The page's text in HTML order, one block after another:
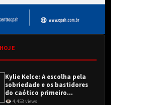
Kylie Kelce: A escolha pela
sobriedade e os bastidores
do caótico primeiro
encontro
👁 4,453 views